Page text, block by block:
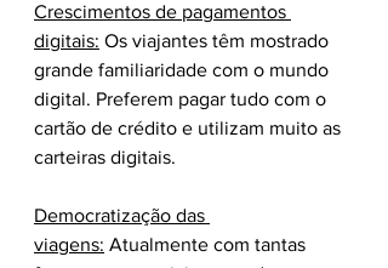
Crescimentos de pagamentos
digitais: Os viajantes têm mostrado
grande familiaridade com o mundo
digital. Preferem pagar tudo com o
cartão de crédito e utilizam muito as
carteiras digitais.
Democratização das
viagens: Atualmente com tantas